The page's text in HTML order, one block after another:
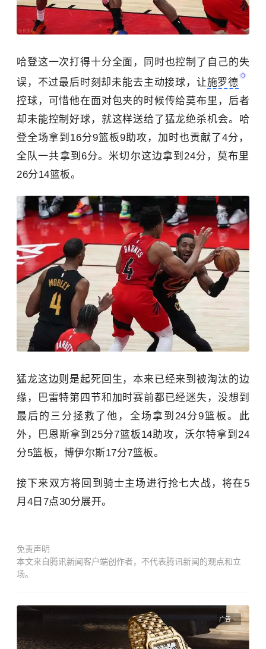
哈登这一次打得十分全面，同时也控制了自己的失
误，不过最后时刻却未能去主动接球，让施罗德
控球，可惜他在面对包夹的时候传给莫布里，后者
却未能控制好球，就这样送给了猛龙绝杀机会。哈
登全场拿到16分9篮板9助攻，加时也贡献了4分，
全队一共拿到6分。米切尔这边拿到24分，莫布里
26分14篮板。
猛龙这边则是起死回生，本来已经来到被淘汰的边
缘，巴雷特第四节和加时赛前都已经迷失，没想到
最后的三分拯救了他，全场拿到24分9篮板。此
外，巴恩斯拿到25分7篮板14助攻，沃尔特拿到24
分5篮板，博伊尔斯17分7篮板。
接下来双方将回到骑士主场进行抢七大战，将在5
月4日7点30分展开。
免责声明
本文来自腾讯新闻客户端创作者，不代表腾讯新闻的观点和立
场。
广告